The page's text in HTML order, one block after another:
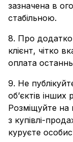
зазначена в
стабільною.
8. Про
клієнт, чітко
оплата
9. Не
об’єктів інших
Розміщуйте на
з купівлі-
куруєте